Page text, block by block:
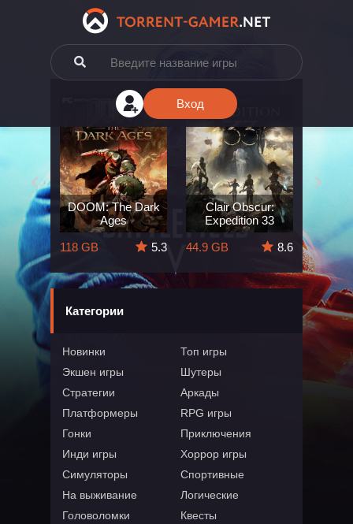
Вход
The
5.7
DOOM: The Dark
Ages
118 GB
5.3
Clair Obscur:
Expedition 33
44.9 GB
8.6
164 GB
Категории
Новинки
Топ игры
Экшен игры
Шутеры
Стратегии
Аркады
Платформеры
RPG игры
Гонки
Приключения
Инди игры
Хоррор игры
Симуляторы
Спортивные
На выживание
Логические
Головоломки
Квесты